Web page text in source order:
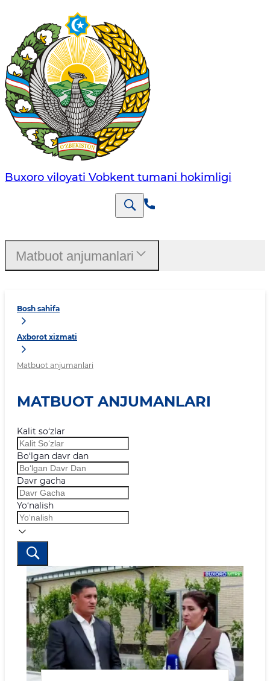
Buxoro viloyati Vobkent tumani hokimligi
Bosh sahifa
Axborot xizmati
Matbuot anjumanlari
MATBUOT ANJUMANLARI
Kalit so‘zlar
Bo‘lgan davr dan
Davr gacha
Yo‘nalish
Matbuot anjumanlari